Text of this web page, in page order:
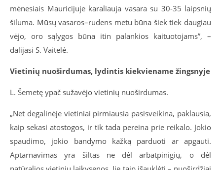
mėnesiais Mauricijuje karaliauja vasara su 30-35 laipsnių
šiluma. Mūsų vasaros–rudens metu būna šiek tiek daugiau
vėjo, oro sąlygos būna itin palankios kaituotojams”, –
dalijasi S. Vaitelė.
Vietinių nuoširdumas, lydintis kiekviename žingsnyje
L. Šemetę ypač sužavėjo vietinių nuoširdumas.
„Net degalinėje vietiniai pirmiausia pasisveikina, paklausia,
kaip sekasi atostogos, ir tik tada pereina prie reikalo. Jokio
spaudimo, jokio bandymo kažką parduoti ar apgauti.
Aptarnavimas yra šiltas ne dėl arbatpinigių, o dėl